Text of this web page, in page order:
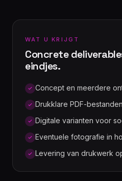
WAT U KRIJGT
Concrete
eindjes.
Concept en meerdere
Drukklare PDF-bestanden
Digitale varianten voor
Eventuele fotografie in
Levering van drukwerk